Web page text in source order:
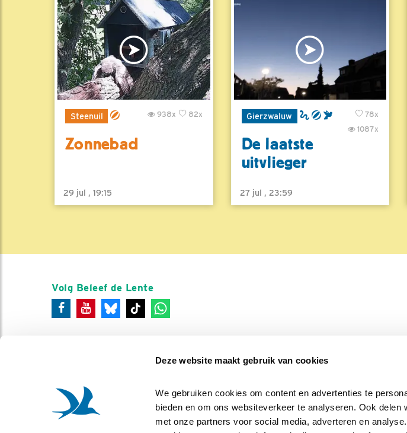
Deze website maakt gebruik van cookies
We gebruiken cookies om content en advertenties te
bieden en om ons websiteverkeer te analyseren. Ook
met onze partners voor social media, adverteren en
Steenuil 82x
938x
Zonnebad
29 jul , 19:15
Gierzwaluw
78x
1087x
De laatste
uitvlieger
27 jul , 23:59
Volg Beleef de Lente